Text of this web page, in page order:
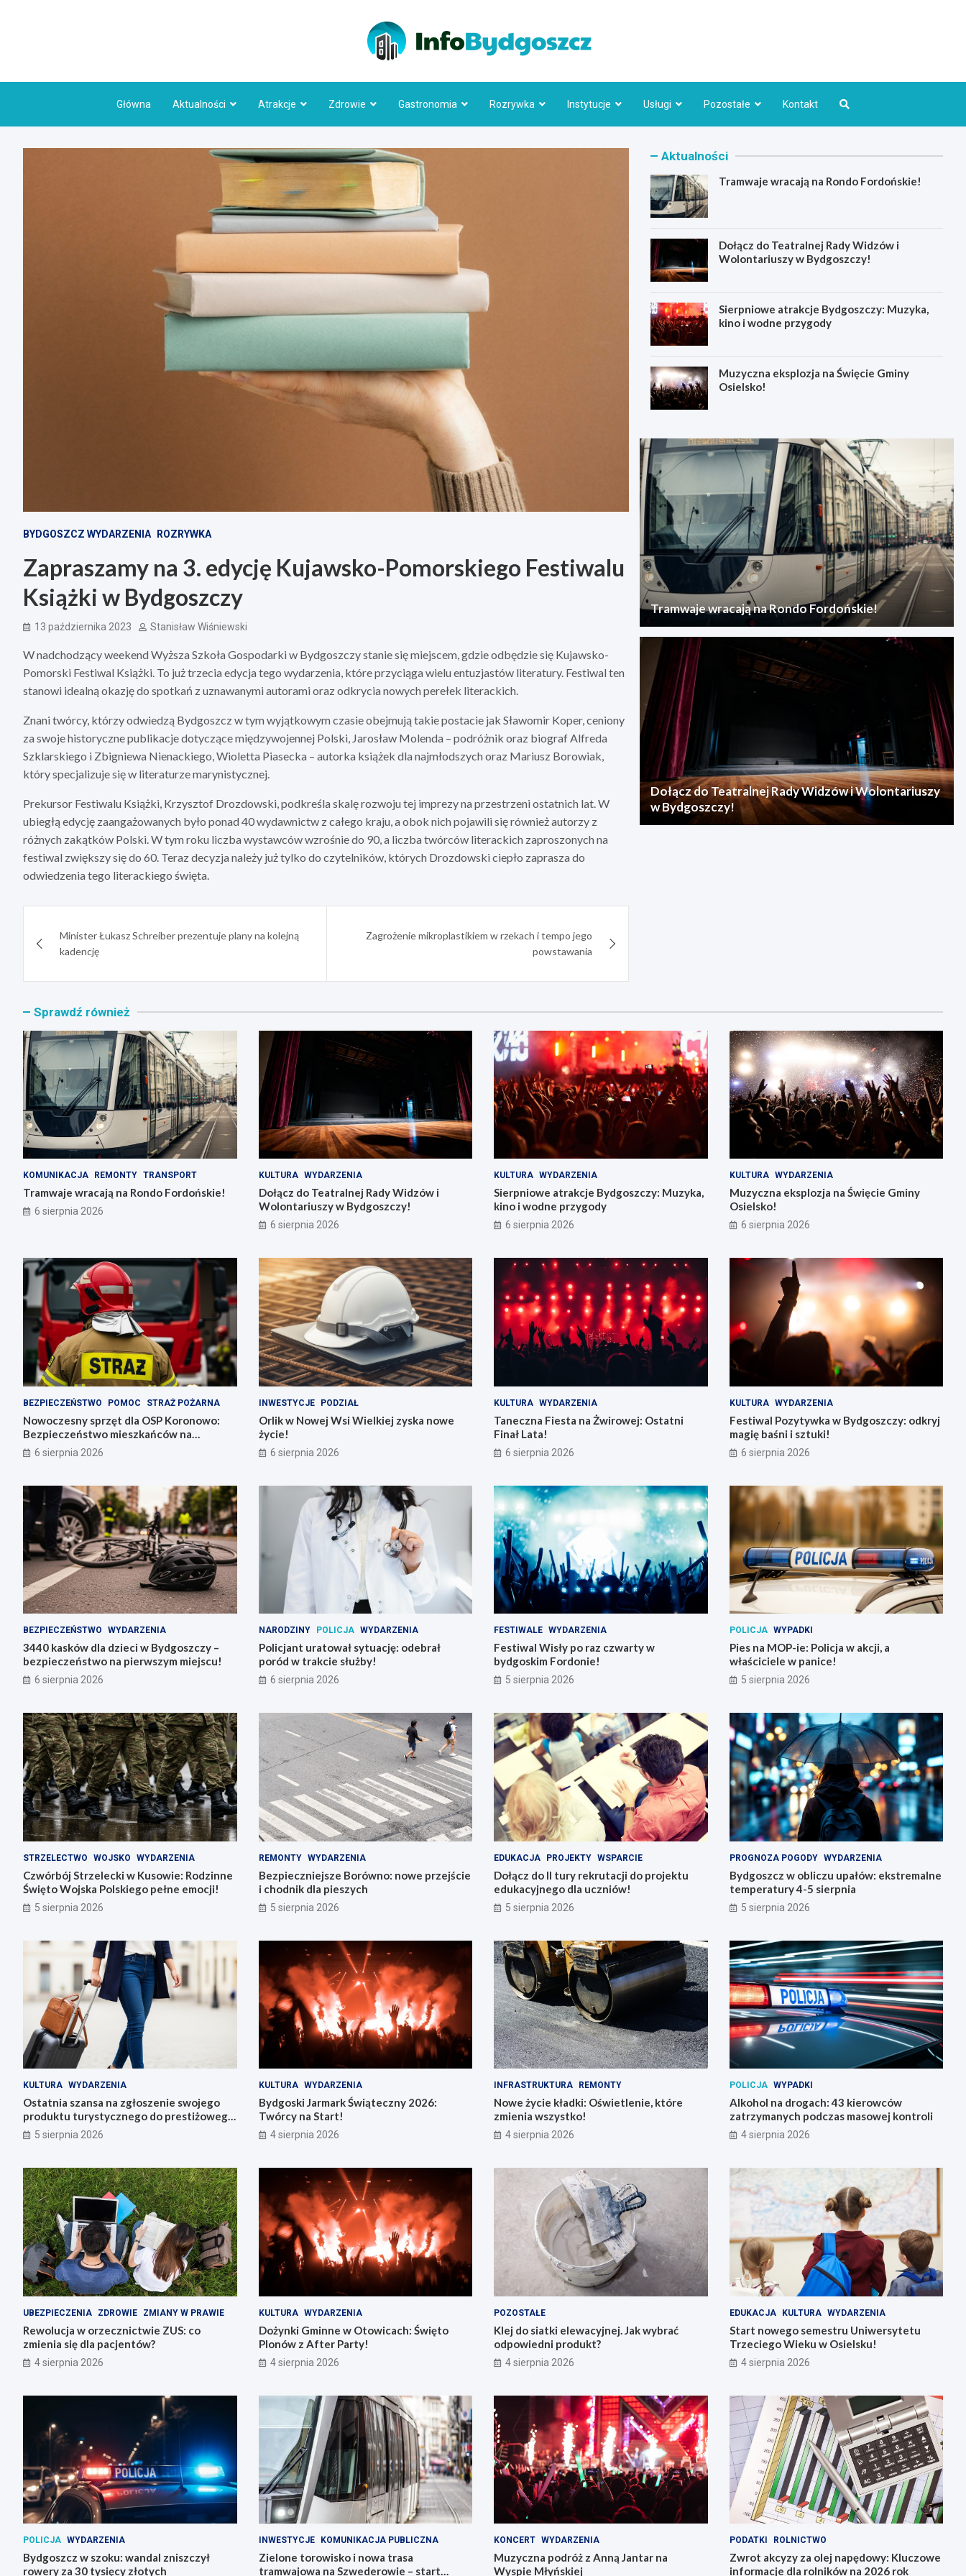
Główna Aktualności Atrakcje Zdrowie Gastronomia Rozrywka Instytucje Usługi Pozostałe Kontakt
BYDGOSZCZ WYDARZENIA ROZRYWKA
Zapraszamy na 3. edycję Kujawsko-Pomorskiego Festiwalu
Książki w Bydgoszczy
13 października 2023 Stanisław Wiśniewski
W nadchodzący weekend Wyższa Szkoła Gospodarki w Bydgoszczy stanie się miejscem, gdzie odbędzie się Kujawsko-
Pomorski Festiwal Książki. To już trzecia edycja tego wydarzenia, które przyciąga wielu entuzjastów literatury. Festiwal ten
stanowi idealną okazję do spotkań z uznawanymi autorami oraz odkrycia nowych perełek literackich.
Znani twórcy, którzy odwiedzą Bydgoszcz w tym wyjątkowym czasie obejmują takie postacie jak Sławomir Koper, ceniony
za swoje historyczne publikacje dotyczące międzywojennej Polski, Jarosław Molenda – podróżnik oraz biograf Alfreda
Szklarskiego i Zbigniewa Nienackiego, Wioletta Piasecka – autorka książek dla najmłodszych oraz Mariusz Borowiak,
który specjalizuje się w literaturze marynistycznej.
Prekursor Festiwalu Książki, Krzysztof Drozdowski, podkreśla skalę rozwoju tej imprezy na przestrzeni ostatnich lat. W
ubiegłą edycję zaangażowanych było ponad 40 wydawnictw z całego kraju, a obok nich pojawili się również autorzy z
różnych zakątków Polski. W tym roku liczba wystawców wzrośnie do 90, a liczba twórców literackich zaproszonych na
festiwal zwiększy się do 60. Teraz decyzja należy już tylko do czytelników, których Drozdowski ciepło zaprasza do
odwiedzenia tego literackiego święta.
wpisuMinister Łukasz Schreiber prezentuje plany na kolejną
kadencję
Zagrożenie mikroplastikiem w rzekach i tempo jego
powstawania
Aktualności
Tramwaje wracają na Rondo Fordońskie!
Dołącz do Teatralnej Rady Widzów i
Wolontariuszy w Bydgoszczy!
Sierpniowe atrakcje Bydgoszczy: Muzyka,
kino i wodne przygody
Muzyczna eksplozja na Święcie Gminy
Osielsko!
Tramwaje wracają na Rondo Fordońskie!
Dołącz do Teatralnej Rady Widzów i Wolontariuszy
w Bydgoszczy!
Sprawdź również
KOMUNIKACJA REMONTY TRANSPORT
Tramwaje wracają na Rondo Fordońskie!
6 sierpnia 2026
KULTURA WYDARZENIA
Dołącz do Teatralnej Rady Widzów i
Wolontariuszy w Bydgoszczy!
6 sierpnia 2026
KULTURA WYDARZENIA
Sierpniowe atrakcje Bydgoszczy: Muzyka,
kino i wodne przygody
6 sierpnia 2026
KULTURA WYDARZENIA
Muzyczna eksplozja na Święcie Gminy
Osielsko!
6 sierpnia 2026
BEZPIECZEŃSTWO POMOC STRAŻ POŻARNA
Nowoczesny sprzęt dla OSP Koronowo:
Bezpieczeństwo mieszkańców na
pierwszym miejscu!
6 sierpnia 2026
INWESTYCJE PODZIAŁ
Orlik w Nowej Wsi Wielkiej zyska nowe
życie!
6 sierpnia 2026
KULTURA WYDARZENIA
Taneczna Fiesta na Żwirowej: Ostatni
Finał Lata!
6 sierpnia 2026
KULTURA WYDARZENIA
Festiwal Pozytywka w Bydgoszczy: odkryj
magię baśni i sztuki!
6 sierpnia 2026
BEZPIECZEŃSTWO WYDARZENIA
3440 kasków dla dzieci w Bydgoszczy –
bezpieczeństwo na pierwszym miejscu!
6 sierpnia 2026
NARODZINY POLICJA WYDARZENIA
Policjant uratował sytuację: odebrał
poród w trakcie służby!
6 sierpnia 2026
FESTIWALE WYDARZENIA
Festiwal Wisły po raz czwarty w
bydgoskim Fordonie!
5 sierpnia 2026
POLICJA WYPADKI
Pies na MOP-ie: Policja w akcji, a
właściciele w panice!
5 sierpnia 2026
STRZELECTWO WOJSKO WYDARZENIA
Czwórbój Strzelecki w Kusowie: Rodzinne
Święto Wojska Polskiego pełne emocji!
5 sierpnia 2026
REMONTY WYDARZENIA
Bezpieczniejsze Borówno: nowe przejście
i chodnik dla pieszych
5 sierpnia 2026
EDUKACJA PROJEKTY WSPARCIE
Dołącz do II tury rekrutacji do projektu
edukacyjnego dla uczniów!
5 sierpnia 2026
PROGNOZA POGODY WYDARZENIA
Bydgoszcz w obliczu upałów: ekstremalne
temperatury 4-5 sierpnia
5 sierpnia 2026
KULTURA WYDARZENIA
Ostatnia szansa na zgłoszenie swojego
produktu turystycznego do prestiżowego
konkursu POT
5 sierpnia 2026
KULTURA WYDARZENIA
Bydgoski Jarmark Świąteczny 2026:
Twórcy na Start!
4 sierpnia 2026
INFRASTRUKTURA REMONTY
Nowe życie kładki: Oświetlenie, które
zmienia wszystko!
4 sierpnia 2026
POLICJA WYPADKI
Alkohol na drogach: 43 kierowców
zatrzymanych podczas masowej kontroli
4 sierpnia 2026
UBEZPIECZENIA ZDROWIE ZMIANY W PRAWIE
Rewolucja w orzecznictwie ZUS: co
zmienia się dla pacjentów?
4 sierpnia 2026
KULTURA WYDARZENIA
Dożynki Gminne w Otowicach: Święto
Plonów z After Party!
4 sierpnia 2026
POZOSTAŁE
Klej do siatki elewacyjnej. Jak wybrać
odpowiedni produkt?
4 sierpnia 2026
EDUKACJA KULTURA WYDARZENIA
Start nowego semestru Uniwersytetu
Trzeciego Wieku w Osielsku!
4 sierpnia 2026
POLICJA WYDARZENIA
Bydgoszcz w szoku: wandal zniszczył
rowery za 30 tysięcy złotych
INWESTYCJE KOMUNIKACJA PUBLICZNA
Zielone torowisko i nowa trasa
tramwajowa na Szwederowie – start
KONCERT WYDARZENIA
Muzyczna podróż z Anną Jantar na
Wyspie Młyńskiej
PODATKI ROLNICTWO
Zwrot akcyzy za olej napędowy: Kluczowe
informacje dla rolników na 2026 rok